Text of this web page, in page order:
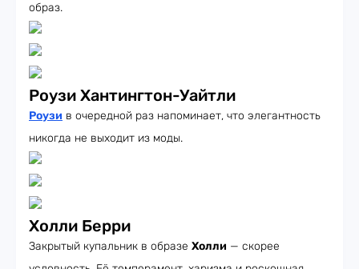
образ.
Роузи Хантингтон-Уайтли
Роузи в очередной раз напоминает, что элегантность
никогда не выходит из моды.
Холли Берри
Закрытый купальник в образе Холли — скорее